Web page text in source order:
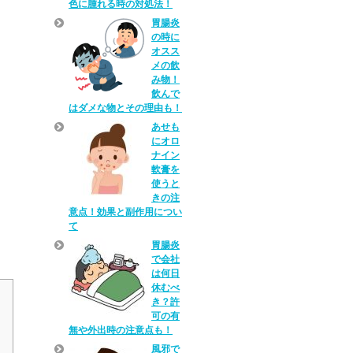
色に腫れる時の対処法！
胃腸炎
の時に
オスス
メの飲
み物！
飲んで
はダメな物とその理由も！
あせも
にオロ
ナイン
軟膏を
使うと
きの注
意点！効果と副作用につい
て
胃腸炎
で会社
は何日
休むべ
き？許
可の有
無や外出時の注意点も！
風邪で